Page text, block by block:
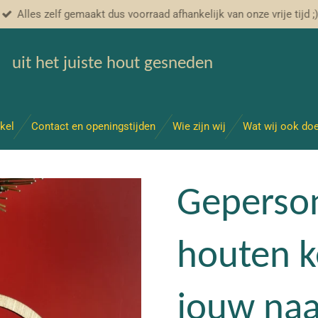
Alles zelf gemaakt dus voorraad afhankelijk van onze vrije tijd ;)
uit het juiste hout gesneden
Contact en openingstijden Wie zijn wij Wat wij ook
houten
jouw